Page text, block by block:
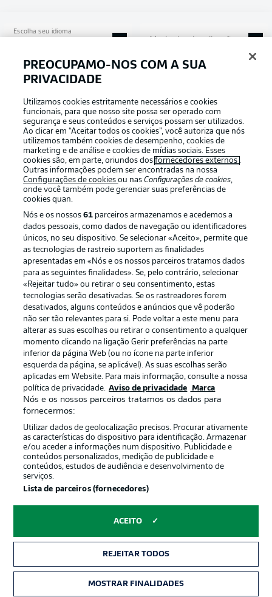
Escolha seu idioma
Login
Football as it’s meant to be
APLICATIVO DA BUNDESLIGA
Oferecido por
Gerir preferências Aviso de privacidade
Emissoras
Trabalhe conosco Marca
PREOCUPAMO-NOS COM A SUA
PRIVACIDADE
Utilizamos cookies estritamente necessários e cookies
funcionais, para que nosso site possa ser operado com
segurança e seus conteúdos e serviços possam ser utilizados.
Ao clicar em “Aceitar todos os cookies”, você autoriza que nós
utilizemos também cookies de desempenho, cookies de
marketing e de análise e cookies de mídias sociais. Esses
cookies são, em parte, oriundos dosfornecedores externos .
Outras informações podem ser encontradas na nossa
Configurações de cookiesou nasConfigurações de cookies,
onde você também pode gerenciar suas preferências de
cookies quan.
Nós e os nossos61 parceiros armazenamos e acedemos a
dados pessoais, como dados de navegação ou identificadores
únicos, no seu dispositivo. Se selecionar «Aceito», permite que
as tecnologias de rastreio suportem as finalidades
apresentadas em «Nós e os nossos parceiros tratamos dados
para as seguintes finalidades». Se, pelo contrário, selecionar
«Rejeitar tudo» ou retirar o seu consentimento, estas
tecnologias serão desativadas. Se os rastreadores forem
desativados, alguns conteúdos e anúncios que vê poderão
não ser tão relevantes para si. Pode voltar a este menu para
alterar as suas escolhas ou retirar o consentimento a qualquer
momento clicando na ligação Gerir preferências na parte
inferior da página Web (ou no ícone na parte inferior
esquerda da página, se aplicável). As suas escolhas serão
aplicadas em Website. Para mais informação, consulte a nossa
política de privacidade. Aviso de privacidade Marca
Nós e os nossos parceiros tratamos os dados para
fornecermos:
Utilizar dados de geolocalização precisos. Procurar ativamente
as características do dispositivo para identificação. Armazenar
e/ou aceder a informações num dispositivo. Publicidade e
conteúdos personalizados, medição de publicidade e
conteúdos, estudos de audiência e desenvolvimento de
serviços.
Lista de parceiros (fornecedores)
ACEITO
REJEITAR TODOS
MOSTRAR FINALIDADES